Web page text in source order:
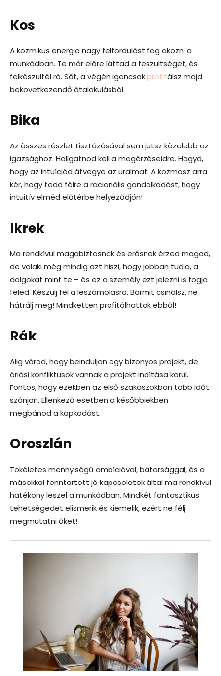
Kos
A kozmikus energia nagy felfordulást fog okozni a
munkádban. Te már előre láttad a feszültséget, és
felkészültél rá. Sőt, a végén igencsak profitálsz majd
bekövetkezendő átalakulásból.
Bika
Az összes részlet tisztázásával sem jutsz közelebb az
igazsághoz. Hallgatnod kell a megérzéseidre. Hagyd,
hogy az intuíciód átvegye az uralmat. A kozmosz arra
kér, hogy tedd félre a racionális gondolkodást, hogy
intuitív elméd előtérbe helyeződjön!
Ikrek
Ma rendkívül magabiztosnak és erősnek érzed magad,
de valaki még mindig azt hiszi, hogy jobban tudja, a
dolgokat mint te – és ez a személy ezt jelezni is fogja
feléd. Készülj fel a leszámolásra. Bármit csinálsz, ne
hátrálj meg! Mindketten profitálhattok ebből!
Rák
Alig várod, hogy beinduljon egy bizonyos projekt, de
óriási konfliktusok vannak a projekt indítása körül.
Fontos, hogy ezekben az első szakaszokban több időt
szánjon. Ellenkező esetben a későbbiekben
megbánod a kapkodást.
Oroszlán
Tökéletes mennyiségű ambícióval, bátorsággal, és a
másokkal fenntartott jó kapcsolatok által ma rendkívül
hatékony leszel a munkádban. Mindkét fantasztikus
tehetségedet elismerik és kiemelik, ezért ne félj
megmutatni őket!